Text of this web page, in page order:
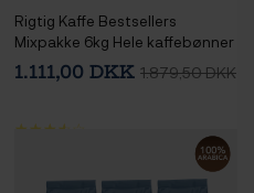
Rigtig Kaffe Bestsellers
Mixpakke 6kg Hele kaffebønner
1.111,00 DKK 1.879,50 DKK